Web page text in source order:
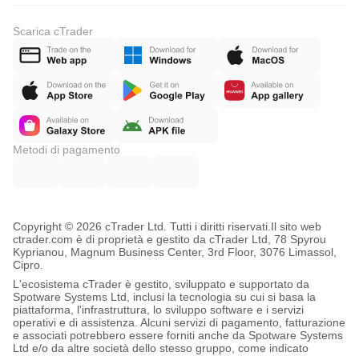
Scarica cTrader
Metodi di pagamento
Copyright © 2026 cTrader Ltd. Tutti i diritti riservati. Il sito web
ctrader.com è di proprietà e gestito da cTrader Ltd, 78 Spyrou
Kyprianou, Magnum Business Center, 3rd Floor, 3076 Limassol,
Cipro.
L'ecosistema cTrader è gestito, sviluppato e supportato da
Spotware Systems Ltd, inclusi la tecnologia su cui si basa la
piattaforma, l'infrastruttura, lo sviluppo software e i servizi
operativi e di assistenza. Alcuni servizi di pagamento, fatturazione
e associati potrebbero essere forniti anche da Spotware Systems
Ltd e/o da altre società dello stesso gruppo, come indicato